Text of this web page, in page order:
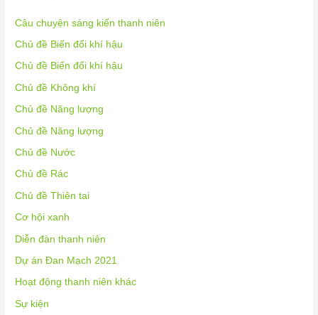
Câu chuyện sáng kiến thanh niên
Chủ đề Biến đổi khí hậu
Chủ đề Biến đổi khí hậu
Chủ đề Không khí
Chủ đề Năng lượng
Chủ đề Năng lượng
Chủ đề Nước
Chủ đề Rác
Chủ đề Thiên tai
Cơ hội xanh
Diễn đàn thanh niên
Dự án Đan Mạch 2021
Hoạt động thanh niên khác
Sự kiện